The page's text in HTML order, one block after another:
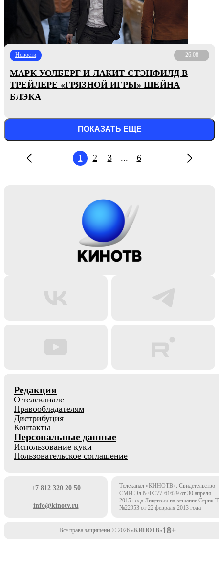
Новости 26.08
МАРК УОЛБЕРГ И ЛАКИТ СТЭНФИЛД В
ТРЕЙЛЕРЕ «ГРЯЗНОЙ ИГРЫ» ШЕЙНА
БЛЭКА
ПОКАЗАТЬ ЕЩЕ
1 2 3 ... 6
Редакция
О телеканале
Правообладателям
Дистрибуция
Контакты
Персональные данные
Использование куки
Пользовательское соглашение
+7 812 320 20 50
info@kinotv.ru
Телеканал «КИНОТВ». Свидетельство
СМИ Эл №ФС77-61629 от 30 апреля
2015 года Лицензия на вещание Серия
№22953 от 22 февраля 2013 года
Все права защищены © 2026 «КИНОТВ»18+